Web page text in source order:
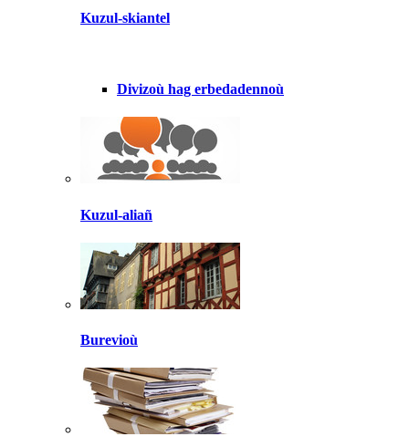
Kuzul-skiantel
Divizoù hag erbedadennoù
Kuzul-aliañ
Burevioù